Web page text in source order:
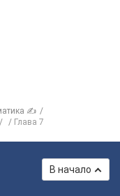
✍
Глава 7
В начало